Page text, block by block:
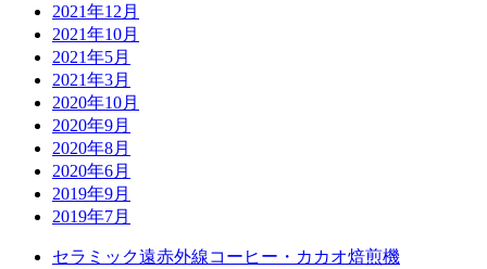
2021年12月
2021年10月
2021年5月
2021年3月
2020年10月
2020年9月
2020年8月
2020年6月
2019年9月
2019年7月
セラミック遠赤外線コーヒー・カカオ焙煎機